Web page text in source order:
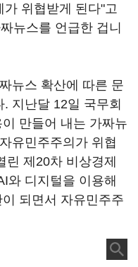
위협받게 된다"고
뉴스를 언급한 겁니
뉴스 확산에 따른 문
지난달 12일 국무회
만들어 내는 가짜뉴
유민주주의가 위협
제20차 비상경제
와 디지털을 이용해
되면서 자유민주주